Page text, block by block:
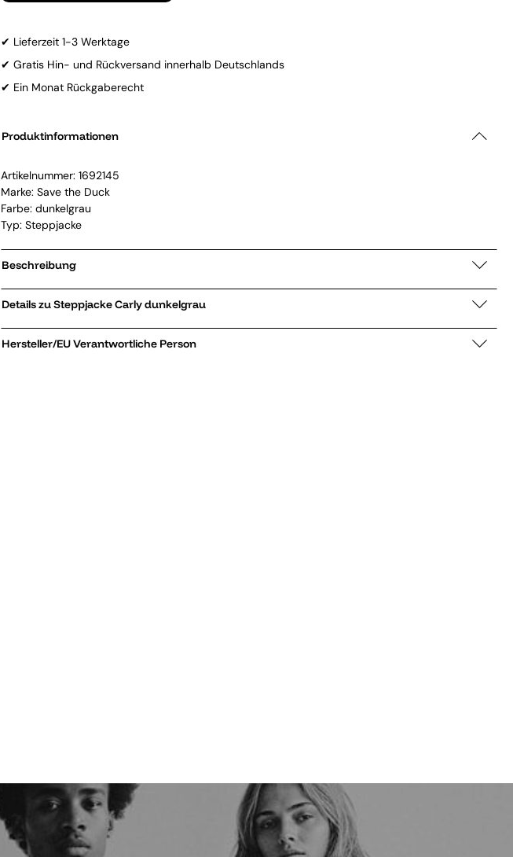
✔ Lieferzeit 1-3 Werktage
✔ Gratis Hin- und Rückversand innerhalb Deutschlands
✔ Ein Monat Rückgaberecht
Produktinformationen
Artikelnummer: 1692145
Marke: Save the Duck
Farbe: dunkelgrau
Typ: Steppjacke
Beschreibung
Details zu Steppjacke Carly dunkelgrau
Hersteller/EU Verantwortliche Person